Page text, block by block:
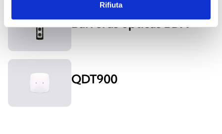
Rifiuta
Barreras ópticas BDX
QDT900